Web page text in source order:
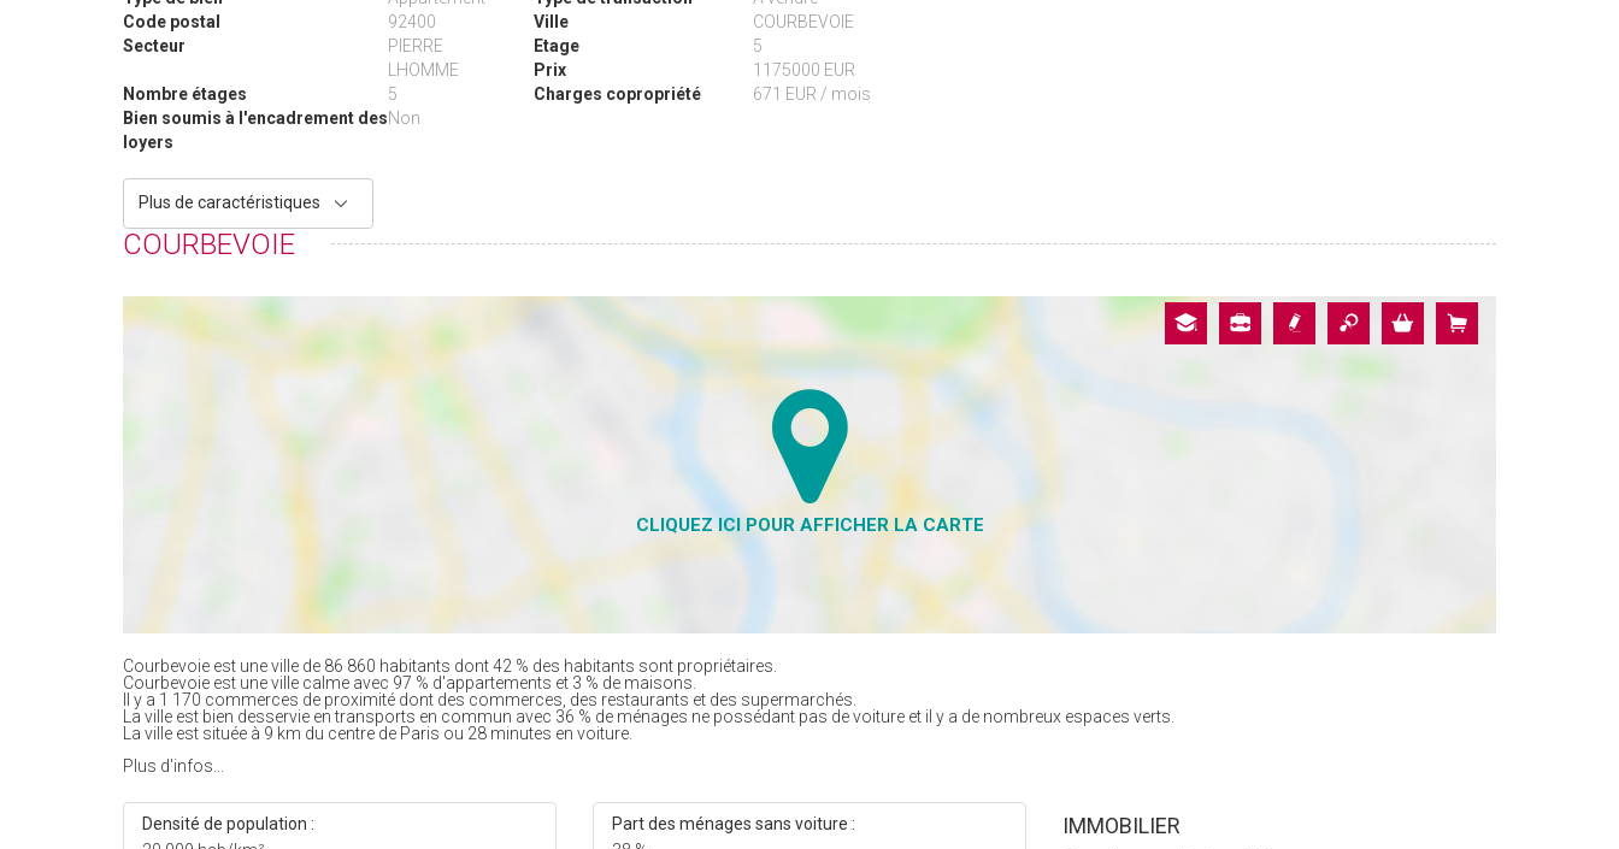
Code postal
92400
Secteur
PIERRE
LHOMME
Nombre étages
5
Bien soumis à l'encadrement des
loyers
Non
Ville
COURBEVOIE
Etage
5
Prix
1175000 EUR
Charges copropriété
671 EUR / mois
Plus de caractéristiques
COURBEVOIE
Courbevoie est une ville de 86 860 habitants dont 42 % des habitants sont propriétaires.
Courbevoie est une ville calme avec 97 % d'appartements et 3 % de maisons.
Il y a 1 170 commerces de proximité dont des commerces, des restaurants et des supermarchés.
La ville est bien desservie en transports en commun avec 36 % de ménages ne possédant pas de voiture et il y a de nombreux espaces verts.
La ville est située à 9 km du centre de Paris ou 28 minutes en voiture.
Plus d'infos...
Densité de population :
Part des ménages sans voiture :
IMMOBILIER